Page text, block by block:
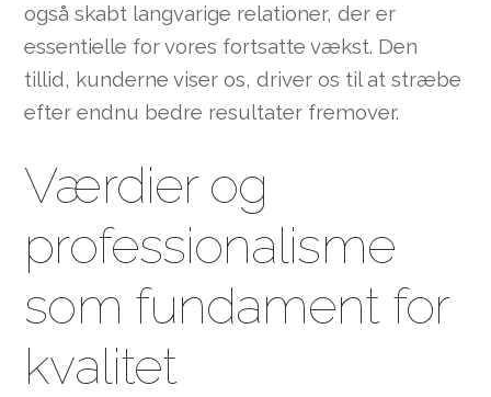
også skabt langvarige relationer, der er
essentielle for vores fortsatte vækst. Den
tillid, kunderne viser os, driver os til at stræbe
efter endnu bedre resultater fremover.
Værdier og
professionalisme
som fundament for
kvalitet